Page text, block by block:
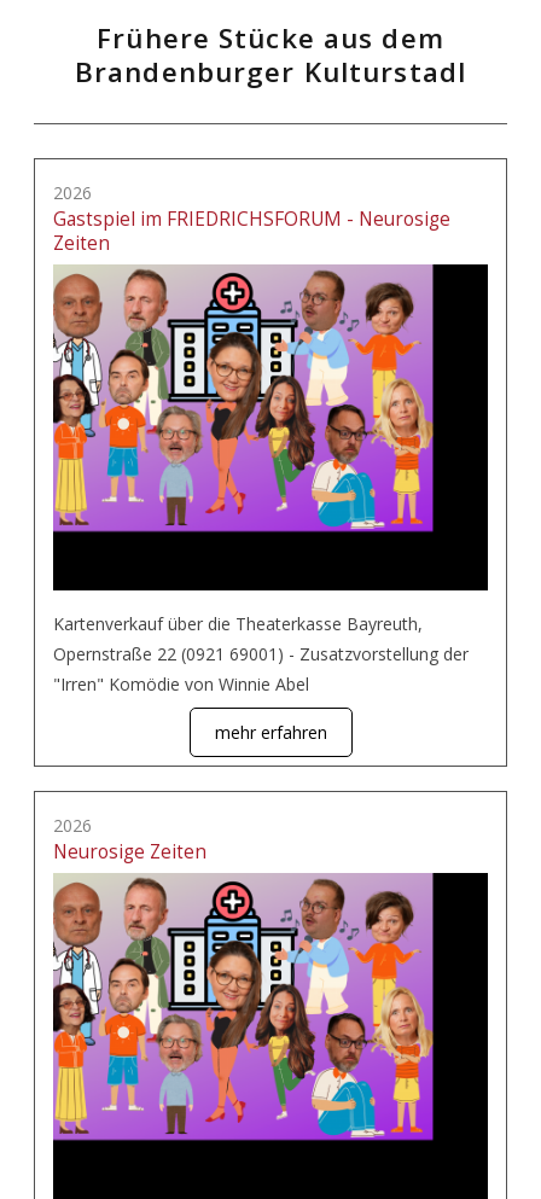
Frühere Stücke aus dem
Brandenburger Kulturstadl
2026
Gastspiel im FRIEDRICHSFORUM - Neurosige
Zeiten
Kartenverkauf über die Theaterkasse Bayreuth,
Opernstraße 22 (0921 69001) - Zusatzvorstellung der
"Irren" Komödie von Winnie Abel
mehr erfahren
2026
Neurosige Zeiten